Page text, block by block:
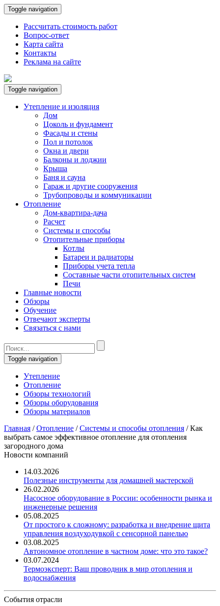
Toggle navigation
Рассчитать стоимость работ
Вопрос-ответ
Карта сайта
Контакты
Реклама на сайте
Toggle navigation
Утепление и изоляция
Дом
Цоколь и фундамент
Фасады и стены
Пол и потолок
Окна и двери
Балконы и лоджии
Крыша
Баня и сауна
Гараж и другие сооружения
Трубопроводы и коммуникации
Отопление
Дом-квартира-дача
Расчет
Системы и способы
Отопительные приборы
Котлы
Батареи и радиаторы
Приборы учета тепла
Составные части отопительных систем
Печи
Главные новости
Обзоры
Обучение
Отвечают эксперты
Связаться с нами
Toggle navigation
Утепление
Отопление
Обзоры технологий
Обзоры оборудования
Обзоры материалов
Главная /Отопление /Системы и способы отопления /Как
выбрать самое эффективное отопление для отопления
загородного дома
Новости компаний
14.03.2026
Полезные инструменты для домашней мастерской
26.02.2026
Насосное оборудование в России: особенности рынка и
инженерные решения
05.08.2025
От простого к сложному: разработка и внедрение щита
управления воздуходувкой с сенсорной панелью
03.08.2025
Автономное отопление в частном доме: что это такое?
03.07.2024
Термоэксперт: Ваш проводник в мир отопления и
водоснабжения
События отрасли